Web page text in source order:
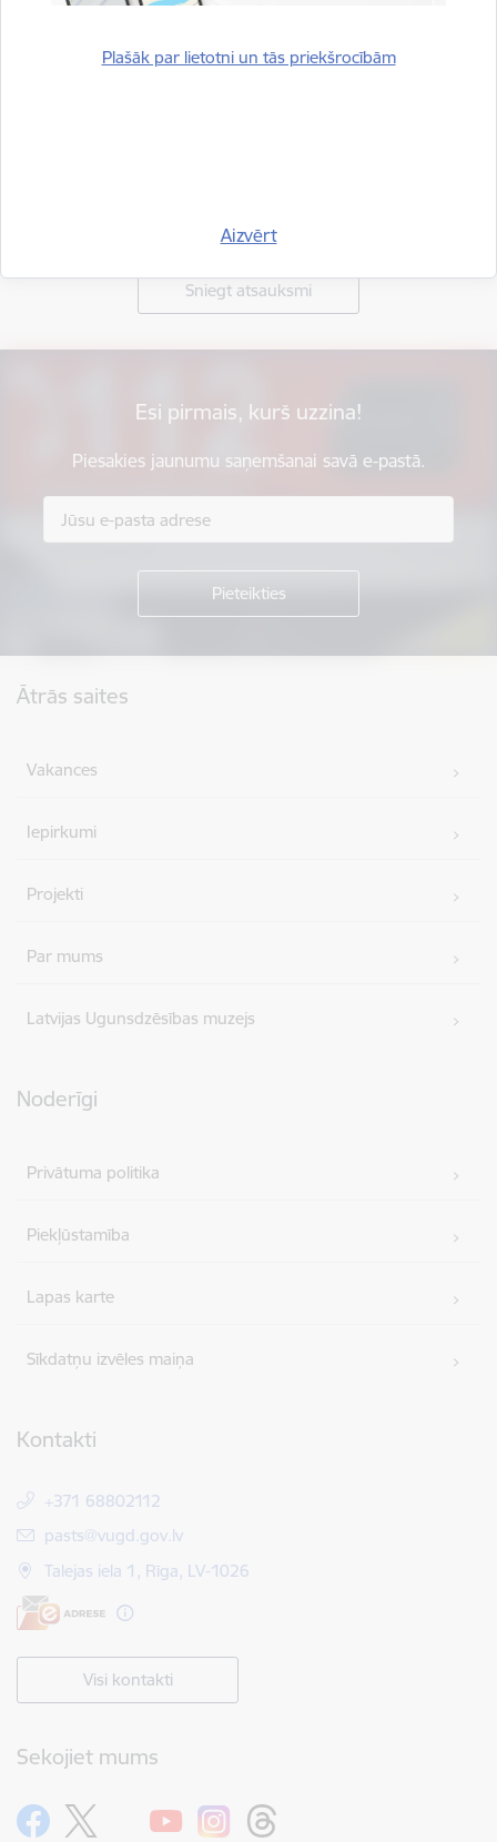
Plašāk par lietotni un tās priekšrocībām
Aizvērt
Sniegt atsauksmi
Esi pirmais, kurš uzzina!
Piesakies jaunumu saņemšanai savā e-pastā.
Ātrās saites
Vakances
Iepirkumi
Projekti
Par mums
Latvijas Ugunsdzēsības muzejs
Noderīgi
Privātuma politika
Piekļūstamība
Lapas karte
Sīkdatņu izvēles maiņa
Kontakti
+371 68802112
E-pasts:
pasts@vugd.gov.lv
Talejas iela 1, Rīga, LV-1026
Visi kontakti
Sekojiet mums